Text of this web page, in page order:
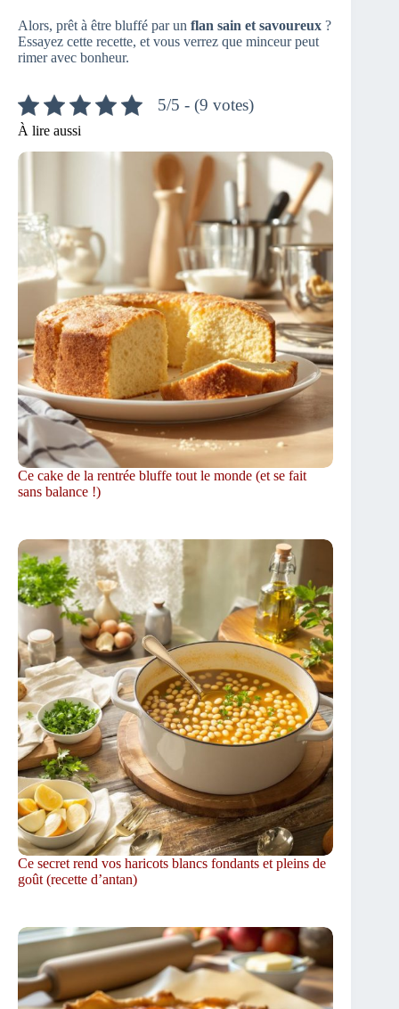
Alors, prêt à être bluffé par un flan sain et savoureux ?
Essayez cette recette, et vous verrez que minceur peut
rimer avec bonheur.
5/5 - (9 votes)
À lire aussi
Ce cake de la rentrée bluffe tout le monde (et se fait
sans balance !)
Ce secret rend vos haricots blancs fondants et pleins de
goût (recette d’antan)